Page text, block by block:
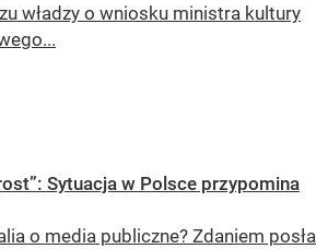
władzy o wniosku ministra kultury
Sytuacja w Polsce przypomina
o media publiczne? Zdaniem posła